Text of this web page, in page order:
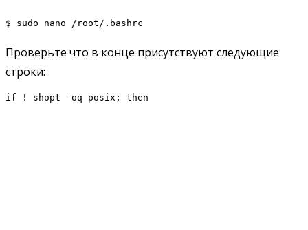
$ sudo nano /root/.bashrc
Проверьте что в конце присутствуют следующие
строки:
if ! shopt -oq posix; then